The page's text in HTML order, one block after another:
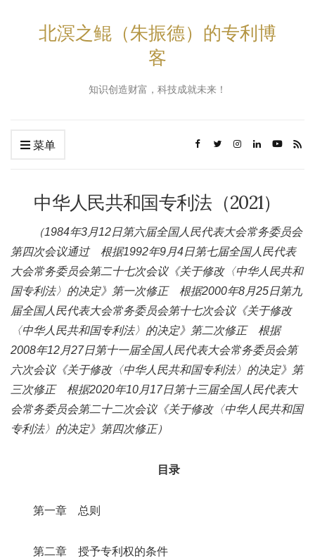
北溟之鲲（朱振德）的专利博
客
知识创造财富，科技成就未来！
菜单
中华人民共和国专利法（2021）
（1984年3月12日第六届全国人民代表大会常务委员会
第四次会议通过 根据1992年9月4日第七届全国人民代表
大会常务委员会第二十七次会议《关于修改〈中华人民共和
国专利法〉的决定》第一次修正 根据2000年8月25日第九
届全国人民代表大会常务委员会第十七次会议《关于修改
〈中华人民共和国专利法〉的决定》第二次修正 根据
2008年12月27日第十一届全国人民代表大会常务委员会第
六次会议《关于修改〈中华人民共和国专利法〉的决定》第
三次修正 根据2020年10月17日第十三届全国人民代表大
会常务委员会第二十二次会议《关于修改〈中华人民共和国
专利法〉的决定》第四次修正）
目录
第一章 总则
第二章 授予专利权的条件